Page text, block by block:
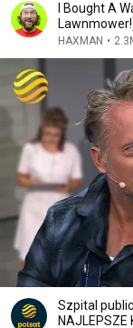
I Bought A
HAXMAN •
Szpital
NAJLEPSZE